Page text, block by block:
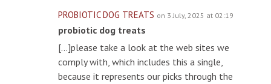
PROBIOTIC DOG TREATS on 3 July, 2025 at 02:19
probiotic dog treats
[…]please take a look at the web sites we
comply with, which includes this a single,
because it represents our picks through the